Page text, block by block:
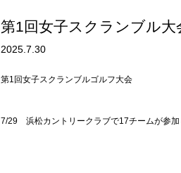
第1回女子スクランブル大
2025.7.30
第1回女子スクランブルゴルフ大会
7/29 浜松カントリークラブで17チームが参加